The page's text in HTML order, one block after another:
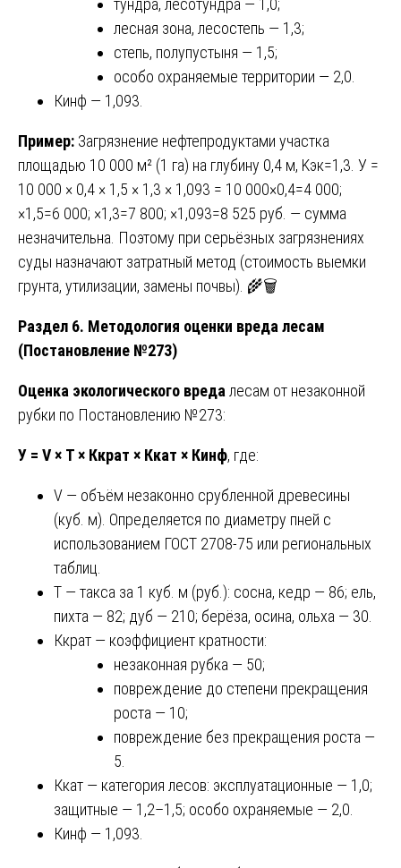
лесная зона, лесостепь — 1,3;
степь, полупустыня — 1,5;
особо охраняемые территории — 2,0.
Кинф — 1,093.
Пример: Загрязнение нефтепродуктами участка
площадью 10 000 м² (1 га) на глубину 0,4 м, Kэк=1,3. У =
10 000 × 0,4 × 1,5 × 1,3 × 1,093 = 10 000×0,4=4 000;
×1,5=6 000; ×1,3=7 800; ×1,093=8 525 руб. — сумма
незначительна. Поэтому при серьёзных загрязнениях
суды назначают затратный метод (стоимость выемки
грунта, утилизации, замены почвы). 🌾🗑️
Раздел 6. Методология оценки вреда лесам
(Постановление №273)
Оценка экологического вреда лесам от незаконной
рубки по Постановлению №273:
У = V × Т × Ккрат × Ккат × Кинф, где:
V — объём незаконно срубленной древесины
(куб. м). Определяется по диаметру пней с
использованием ГОСТ 2708-75 или региональных
таблиц.
Т — такса за 1 куб. м (руб.): сосна, кедр — 86; ель,
пихта — 82; дуб — 210; берёза, осина, ольха — 30.
Ккрат — коэффициент кратности:
незаконная рубка — 50;
повреждение до степени прекращения
роста — 10;
повреждение без прекращения роста —
5.
Ккат — категория лесов: эксплуатационные — 1,0;
защитные — 1,2–1,5; особо охраняемые — 2,0.
Кинф — 1,093.